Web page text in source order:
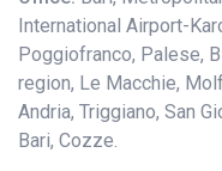
International Airport-
Poggiofranco, Palese,
region, Le Macchie,
Andria, Triggiano, San
Bari, Cozze.